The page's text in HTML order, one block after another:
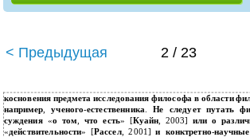
< Предыдущая 2 / 23
косновения предмета исследования философа в области
например,ученого-естественника. Не следует путать
суждения «о том, что есть» [Куайн, 2003] или о
«действительности» [Рассел, 2001]и конктретно-